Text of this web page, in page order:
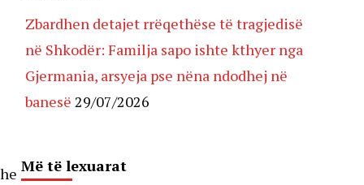
Zbardhen detajet rrëqethëse të tragjedisë
në Shkodër: Familja sapo ishte kthyer nga
Gjermania, arsyeja pse nëna ndodhej në
banesë 29/07/2026
Më të lexuarat